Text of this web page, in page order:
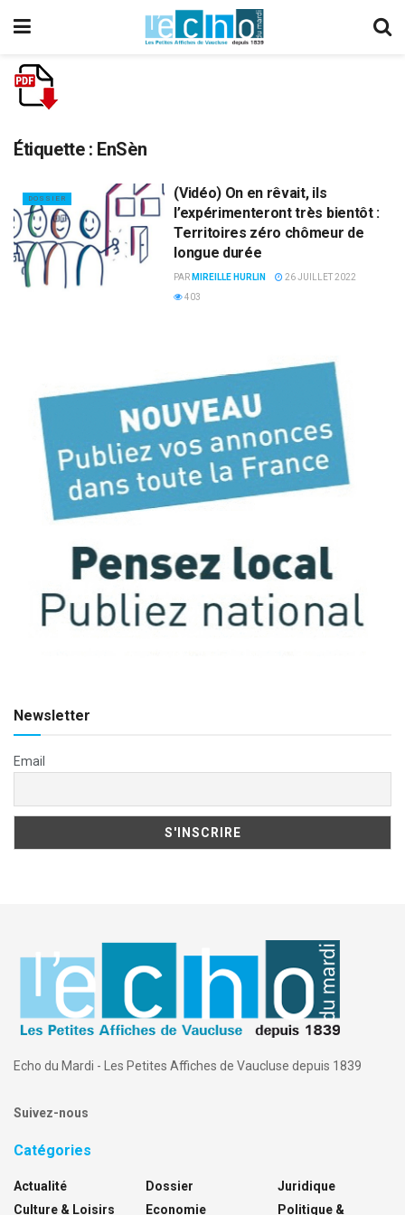
Étiquette : EnSèn
DOSSIER
(Vidéo) On en rêvait, ils
l’expérimenteront très bientôt :
Territoires zéro chômeur de
longue durée
PAR MIREILLE HURLIN
26 JUILLET 2022
403
Newsletter
Email
Echo du Mardi - Les Petites Affiches de Vaucluse depuis 1839
Suivez-nous
Catégories
Actualité
Culture & Loisirs
Dossier
Economie
Juridique
Politique &